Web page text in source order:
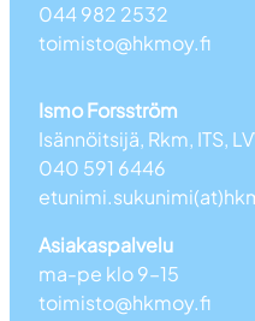
044 982 2532
toimisto@hkmoy.fi
Ismo Forsström
Isännöitsijä, Rkm, ITS,
040 591 6446
Asiakaspalvelu
ma-pe klo 9–15
toimisto@hkmoy.fi